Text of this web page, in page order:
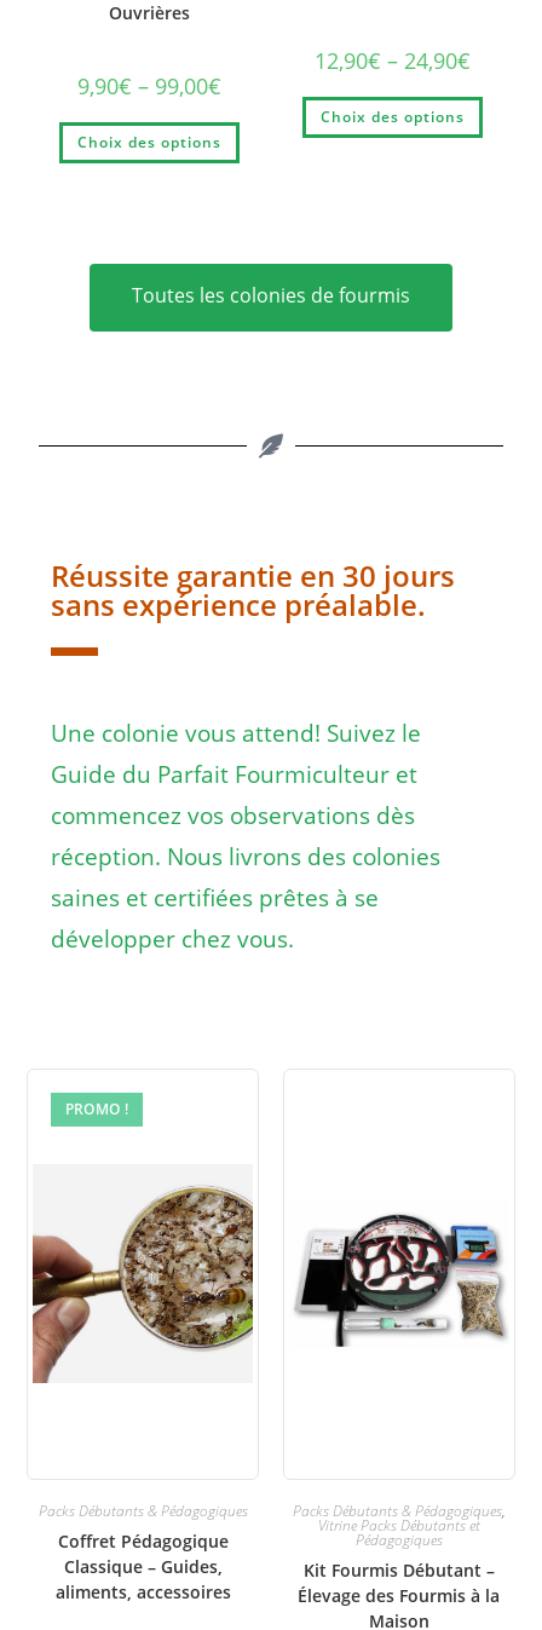
Ouvrières
9,90€ – 99,00€
Choix des options
12,90€ – 24,90€
Choix des options
Toutes les colonies de fourmis
Réussite garantie en 30 jours
sans expérience préalable.
Une colonie vous attend! Suivez le
Guide du Parfait Fourmiculteur et
commencez vos observations dès
réception. Nous livrons des colonies
saines et certifiées prêtes à se
développer chez vous.
PROMO !
Packs Débutants & Pédagogiques
Coffret Pédagogique
Classique – Guides,
aliments, accessoires
Packs Débutants & Pédagogiques,
Vitrine Packs Débutants et
Pédagogiques
Kit Fourmis Débutant –
Élevage des Fourmis à la
Maison